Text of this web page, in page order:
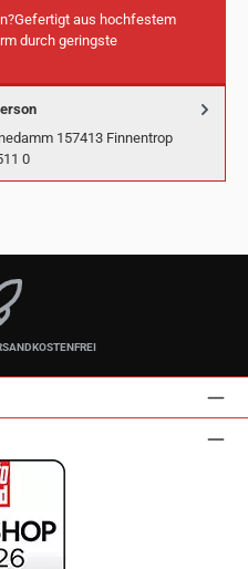
aus hochfestem
durch geringste
157413 Finnentrop
0